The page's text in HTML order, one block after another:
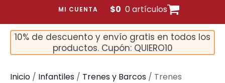
MI CUENTA $0 0 artículos
10% de descuento y envío gratis en todos los
productos. Cupón: QUIERO10
Inicio / Infantiles / Trenes y Barcos / Trenes